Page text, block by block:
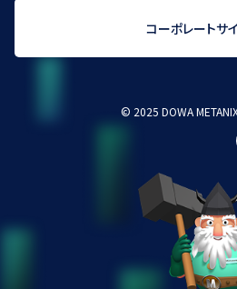
コーポレートサ
© 2025 DOWA